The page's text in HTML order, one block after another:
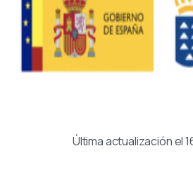
Última actualización el